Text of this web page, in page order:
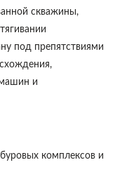
скважины,
под препятствиями
и
комплексов и